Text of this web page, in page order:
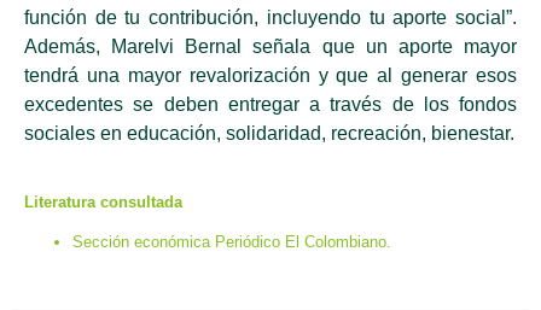
función de tu contribución, incluyendo tu aporte social”.
Además, Marelvi Bernal señala que un aporte mayor
tendrá una mayor revalorización y que al generar esos
excedentes se deben entregar a través de los fondos
sociales en educación, solidaridad, recreación, bienestar.
Literatura consultada
Sección económica Periódico El Colombiano.